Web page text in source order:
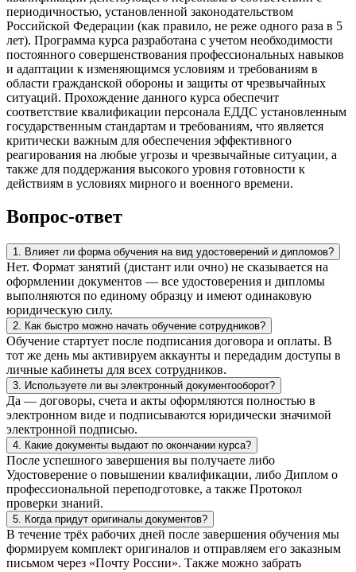
периодичностью, установленной законодательством
Российской Федерации (как правило, не реже одного раза в 5
лет). Программа курса разработана с учетом необходимости
постоянного совершенствования профессиональных навыков
и адаптации к изменяющимся условиям и требованиям в
области гражданской обороны и защиты от чрезвычайных
ситуаций. Прохождение данного курса обеспечит
соответствие квалификации персонала ЕДДС установленным
государственным стандартам и требованиям, что является
критически важным для обеспечения эффективного
реагирования на любые угрозы и чрезвычайные ситуации, а
также для поддержания высокого уровня готовности к
действиям в условиях мирного и военного времени.
Вопрос-ответ
1. Влияет ли форма обучения на вид удостоверений и дипломов?
Нет. Формат занятий (дистант или очно) не сказывается на
оформлении документов — все удостоверения и дипломы
выполняются по единому образцу и имеют одинаковую
юридическую силу.
2. Как быстро можно начать обучение сотрудников?
Обучение стартует после подписания договора и оплаты. В
тот же день мы активируем аккаунты и передадим доступы в
личные кабинеты для всех сотрудников.
3. Используете ли вы электронный документооборот?
Да — договоры, счета и акты оформляются полностью в
электронном виде и подписываются юридически значимой
электронной подписью.
4. Какие документы выдают по окончании курса?
После успешного завершения вы получаете либо
Удостоверение о повышении квалификации, либо Диплом о
профессиональной переподготовке, а также Протокол
проверки знаний.
5. Когда придут оригиналы документов?
В течение трёх рабочих дней после завершения обучения мы
формируем комплект оригиналов и отправляем его заказным
письмом через «Почту России». Также можно забрать